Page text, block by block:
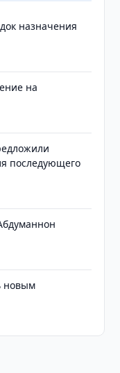
назначения
на
последующего
новым